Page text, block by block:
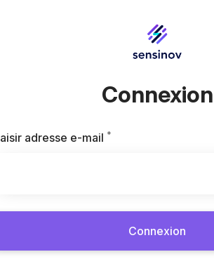
Connexion
adresse e-mail *
Connexion